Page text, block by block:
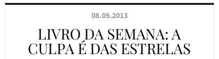
08.09.2013
LIVRO DA SEMANA: A
CULPA É DAS ESTRELAS